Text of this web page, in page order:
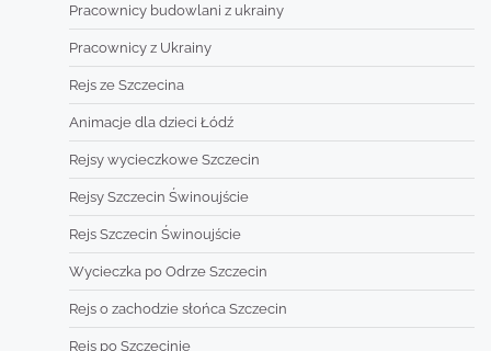
Pracownicy budowlani z ukrainy
Pracownicy z Ukrainy
Rejs ze Szczecina
Animacje dla dzieci Łódź
Rejsy wycieczkowe Szczecin
Rejsy Szczecin Świnoujście
Rejs Szczecin Świnoujście
Wycieczka po Odrze Szczecin
Rejs o zachodzie słońca Szczecin
Rejs po Szczecinie